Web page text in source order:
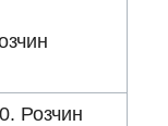
Розчин